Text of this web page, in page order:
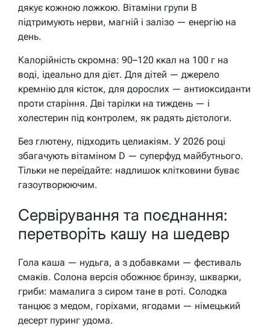
дякує кожною ложкою. Вітаміни групи B
підтримують нерви, магній і залізо — енергію на
день.
Калорійність скромна: 90–120 ккал на 100 г на
воді, ідеально для дієт. Для дітей — джерело
кремнію для кісток, для дорослих — антиоксиданти
проти старіння. Дві тарілки на тиждень — і
холестерин під контролем, як радять дієтологи.
Без глютену, підходить целиакіям. У 2026 році
збагачують вітаміном D — суперфуд майбутнього.
Тільки не переїдайте: надлишок клітковини буває
газоутворюючим.
Сервірування та поєднання:
перетворіть кашу на шедевр
Гола каша — нудьга, а з добавками — фестиваль
смаків. Солона версія обожнює бринзу, шкварки,
гриби: мамалига з сиром тане в роті. Солодка
танцює з медом, горіхами, ягодами — німецький
десерт пуринг удома.